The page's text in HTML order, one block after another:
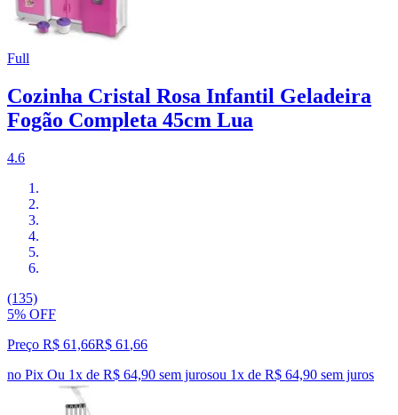
Full
Cozinha Cristal Rosa Infantil Geladeira
Fogão Completa 45cm Lua
4.6
(135)
5% OFF
Preço R$ 61,66R$ 61 ,66
no Pix Ou 1x de R$ 64,90 sem jurosou 1x de R$ 64,90 sem juros